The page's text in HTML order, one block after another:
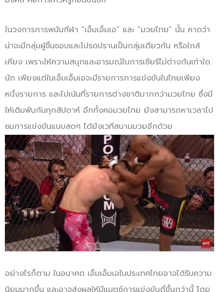
ในวงการการพนันกีฬา “เอ็มเอ็มเอ” และ “มวยไทย” นั้น คาดว่า
น่าจะมีกลุ่มผู้ชื่นชอบและโปรดปรานเป็นกลุ่มเดียวกัน หรือใกล้
เคียง เพราะให้ความสนุกและอารมณ์ในการเชียร์ไม่ต่างกันเท่าใด
นัก เพียงแต่ในเอ็มเอ็มเอจะมีรายการการแข่งขันในไทยเพียง
หนึ่งรายการ และไปเน้นที่รายการต่างชาติมากกว่ามวยไทย ซึ่งมี
ให้เดิมพันกันทุกสัปดาห์ อีกทั้งคอมวยไทย ยังสามารถหาเวลาไป
ชมการแข่งขันแบบสดๆ ได้ยังเวทีสนามมวยอีกด้วย
อย่างไรก็ตาม ในอนาคต เอ็มเอ็มเอในประเทศไทยอาจได้รับความ
นิยมมากขึ้น และอาจส่งผลให้มีแมตช์การแข่งขันถี่ขึ้นกว่านี้ โดย